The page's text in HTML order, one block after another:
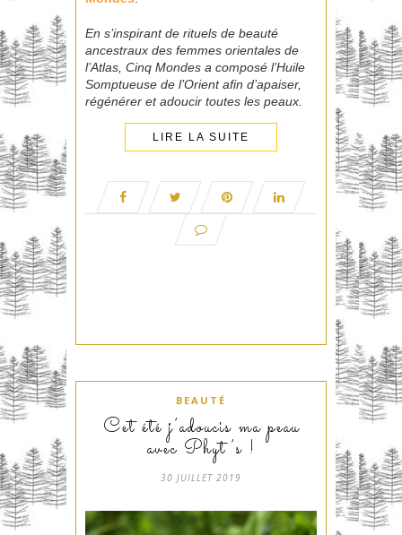
En s’inspirant de rituels de beauté
ancestraux des femmes orientales de
l’Atlas, Cinq Mondes a composé l’Huile
Somptueuse de l’Orient afin d’apaiser,
régénérer et adoucir toutes les peaux.
LIRE LA SUITE
BEAUTÉ
Cet été j’adoucis ma peau
avec Phyt’s !
30 JUILLET 2019